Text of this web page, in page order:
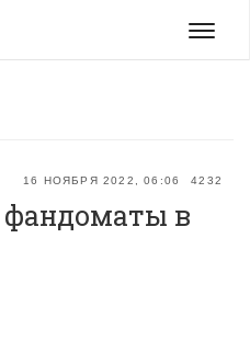
Меню
16 НОЯБРЯ 2022, 06:06 4232
фандоматы в